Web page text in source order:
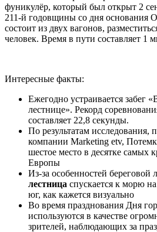
фуникулёр, который был открыт 2
211-й годовщины со дня основания
состоит из двух вагонов,
человек. Время в пути составляет 1
Интересные факты:
Ежегодно устраивается забег
лестнице». Рекорд
составляет 22,8 секунды.
По результатам исследования,
компании Marketing etv,
шестое место в десятке самых
Европы
Из-за особенностей береговой
лестница спускается к морю
юг, как кажется визуально
Во время празднования Дня
используются в качестве
зрителей, наблюдающих за